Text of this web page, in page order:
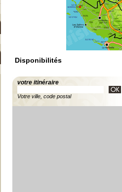
Disponibilités
votre itinéraire
Votre ville, code postal